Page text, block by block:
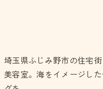
埼玉県ふじみ野市の住宅
美容室。海をイメージし